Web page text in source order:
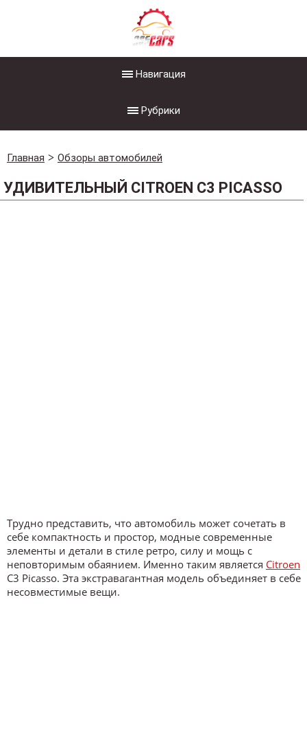
Навигация
Рубрики
Главная Обзоры автомобилей
УДИВИТЕЛЬНЫЙ CITROEN C3 PICASSO
Трудно представить, что автомобиль может сочетать в
себе компактность и простор, модные современные
элементы и детали в стиле ретро, силу и мощь с
неповторимым обаянием. Именно таким является Citroen
C3 Picasso. Эта экстравагантная модель объединяет в себе
несовместимые вещи.